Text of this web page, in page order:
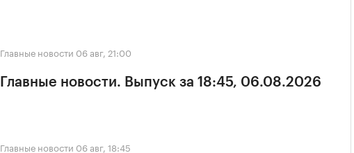
Главные новости 06 авг, 21:00
Главные новости. Выпуск за 18:45, 06.08.2026
Главные новости 06 авг, 18:45